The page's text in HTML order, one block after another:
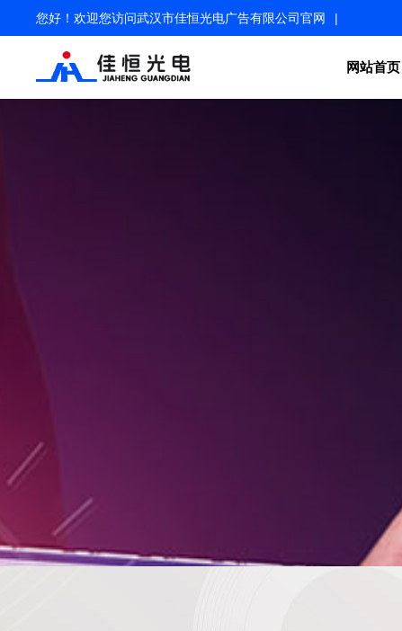
您好！欢迎您访问武汉市佳恒光电广告有限公司官网 |
网站首页